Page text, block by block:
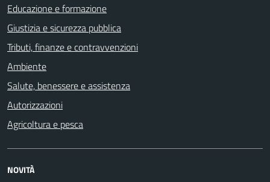
Educazione e formazione
Giustizia e sicurezza pubblica
Tributi, finanze e contravvenzioni
Ambiente
Salute, benessere e assistenza
Autorizzazioni
Agricoltura e pesca
NOVITÀ